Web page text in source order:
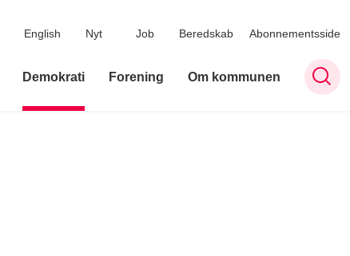
English Nyt Job Beredskab Abonnementsside
Demokrati Forening Om kommunen